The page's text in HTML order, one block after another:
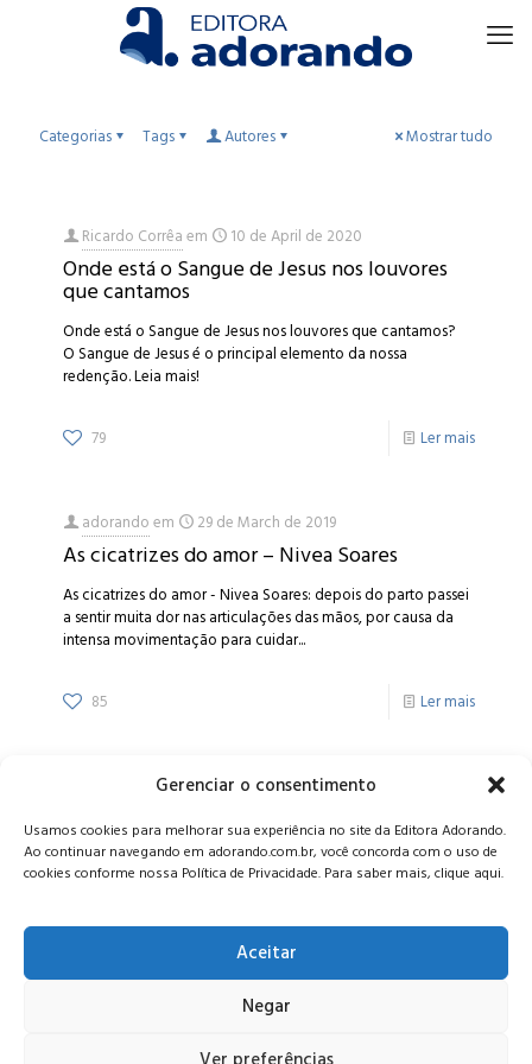
Gerenciar o consentimento
Usamos cookies para melhorar sua experiência no site da Editora Adorando.
Ao continuar navegando em adorando.com.br, você concorda com o uso de
cookies conforme nossa Política de Privacidade. Para saber mais, clique aqui.
Aceitar
Negar
Categorias Tags Autores Mostrar tudo
Ricardo Corrêaem 10 de April de 2020
Onde está o Sangue de Jesus nos louvores
que cantamos
Onde está o Sangue de Jesus nos louvores que cantamos?
O Sangue de Jesus é o principal elemento da nossa
redenção. Leia mais!
79 Ler mais
adorandoem 29 de March de 2019
As cicatrizes do amor – Nivea Soares
As cicatrizes do amor - Nivea Soares: depois do parto passei
a sentir muita dor nas articulações das mãos, por causa da
intensa movimentação para cuidar...
85 Ler mais
Alameda Oscar Niemeyer, 1033 – 7º Andar - Portaria 04, Vila da
Serra - Nova Lima/MG, CEP: 34006-065 - MG
CONTATO:editora@adorando.com.br
Consulte nossapolítica de privacidade